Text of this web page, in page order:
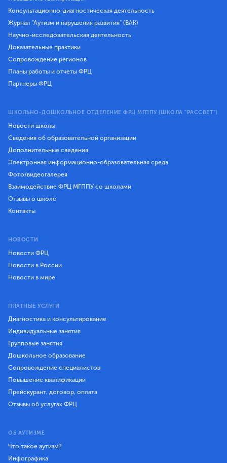
Консультационно-диагностическая деятельность
Журнал "Аутизм и нарушения развития" (ВАК)
Научно-исследовательская деятельность
Доказательные практики
Сопровождение регионов
Планы работы и отчеты ФРЦ
Партнеры ФРЦ
ШКОЛЬНО-ДОШКОЛЬНОЕ ОТДЕЛЕНИЕ ФРЦ МГППУ (ШКОЛА "РАССВЕТ")
Новости школы
Сведения об образовательной организации
Дополнительные сведения
Электронная информационно-образовательная среда
Фото/видеогалерея
Взаимодействие ФРЦ МГППУ со школами
Отзывы о школе
Контакты
НОВОСТИ
Новости ФРЦ
Новости в России
Новости в мире
ПЛАТНЫЕ УСЛУГИ
Диагностика и консультирование
Индивидуальные занятия
Групповые занятия
Дошкольное образование
Сопровождение специалистов
Повышение квалификации
Прейскурант, договор, оплата
Отзывы об услугах ФРЦ
ОБ АУТИЗМЕ
Что такое аутизм?
Инфографика